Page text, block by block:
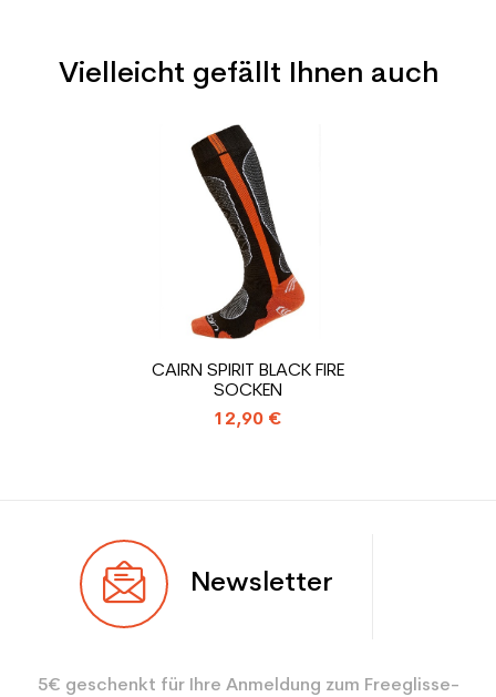
Typ Spur
Mann
Freizeit
Orange
1.31
Erwachsene Freizeit
Vielleicht gefällt Ihnen auch
CAIRN SPIRIT BLACK FIRE
SOCKEN
12,90 €
Newsletter
5€ geschenkt für Ihre Anmeldung zum Freeglisse-